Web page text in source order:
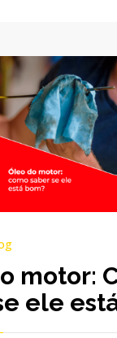
motor:
ele